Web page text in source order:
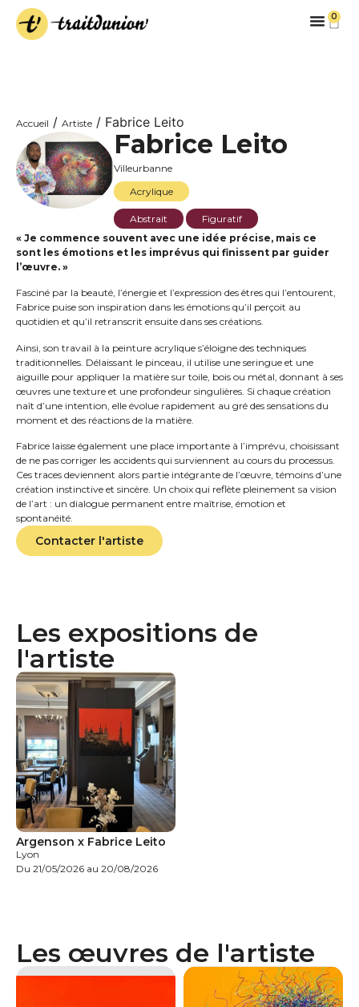
0
Accueil / Artiste / Fabrice Leito
Fabrice Leito
Villeurbanne
Acrylique
Abstrait
Figuratif
« Je commence souvent avec une idée précise, mais ce
sont les émotions et les imprévus qui finissent par guider
l’œuvre. »
Fasciné par la beauté, l’énergie et l’expression des êtres qui l’entourent,
Fabrice puise son inspiration dans les émotions qu’il perçoit au
quotidien et qu’il retranscrit ensuite dans ses créations.
Ainsi, son travail à la peinture acrylique s’éloigne des techniques
traditionnelles. Délaissant le pinceau, il utilise une seringue et une
aiguille pour appliquer la matière sur toile, bois ou métal, donnant à ses
œuvres une texture et une profondeur singulières. Si chaque création
naît d’une intention, elle évolue rapidement au gré des sensations du
moment et des réactions de la matière.
Fabrice laisse également une place importante à l’imprévu, choisissant
de ne pas corriger les accidents qui surviennent au cours du processus.
Ces traces deviennent alors partie intégrante de l’œuvre, témoins d’une
création instinctive et sincère. Un choix qui reflète pleinement sa vision
de l’art : un dialogue permanent entre maîtrise, émotion et
spontanéité.
Contacter l'artiste
Les expositions de
l'artiste
Argenson x Fabrice Leito
Lyon
Du 21/05/2026 au 20/08/2026
Les œuvres de l'artiste